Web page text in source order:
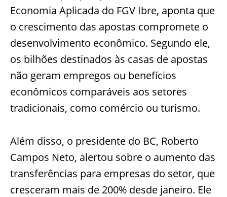
Economia Aplicada do FGV Ibre, aponta que
o crescimento das apostas compromete o
desenvolvimento econômico. Segundo ele,
os bilhões destinados às casas de apostas
não geram empregos ou benefícios
econômicos comparáveis aos setores
tradicionais, como comércio ou turismo.
Além disso, o presidente do BC, Roberto
Campos Neto, alertou sobre o aumento das
transferências para empresas do setor, que
cresceram mais de 200% desde janeiro. Ele